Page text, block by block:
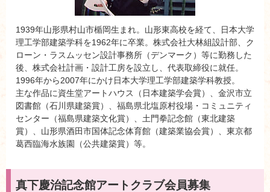
1939年山形県村山市楯岡生まれ。山形東高校を経て、日本大学
理工学部建築学科を1962年に卒業。株式会社大林組設計部、ク
ローン・ラスムッセン設計事務所（デンマーク）等に勤務した
後、株式会社計画・設計工房を設立し、代表取締役に就任。
1996年から2007年にかけ日本大学理工学部建築学科教授。
主な作品に資生堂アートハウス（日本建築学会賞）、金沢市立
図書館（石川県建築賞）、福島県北塩原村役場・コミュニティ
センター（福島県建築文化賞）、土門拳記念館（東北建築
賞）、山形県酒田市国体記念体育館（建築業協会賞）、東京都
葛西臨海水族園（公共建築賞）等。
真下慶治記念館アートクラブ会員募集